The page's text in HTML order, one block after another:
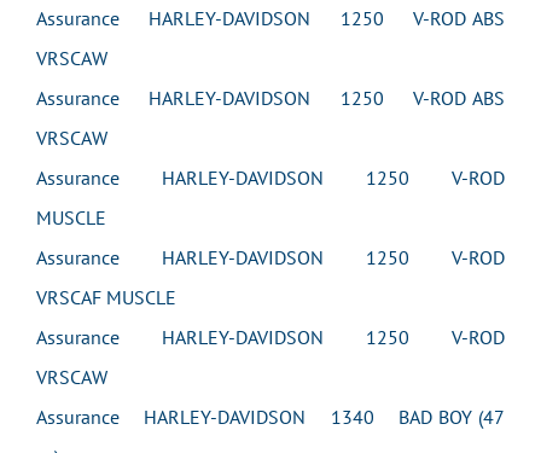
Assurance HARLEY-DAVIDSON 1250 V-ROD ABS
VRSCAW
Assurance HARLEY-DAVIDSON 1250 V-ROD ABS
VRSCAW
Assurance HARLEY-DAVIDSON 1250 V-ROD
MUSCLE
Assurance HARLEY-DAVIDSON 1250 V-ROD
VRSCAF MUSCLE
Assurance HARLEY-DAVIDSON 1250 V-ROD
VRSCAW
Assurance HARLEY-DAVIDSON 1340 BAD BOY (47